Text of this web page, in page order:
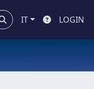
IT LOGIN